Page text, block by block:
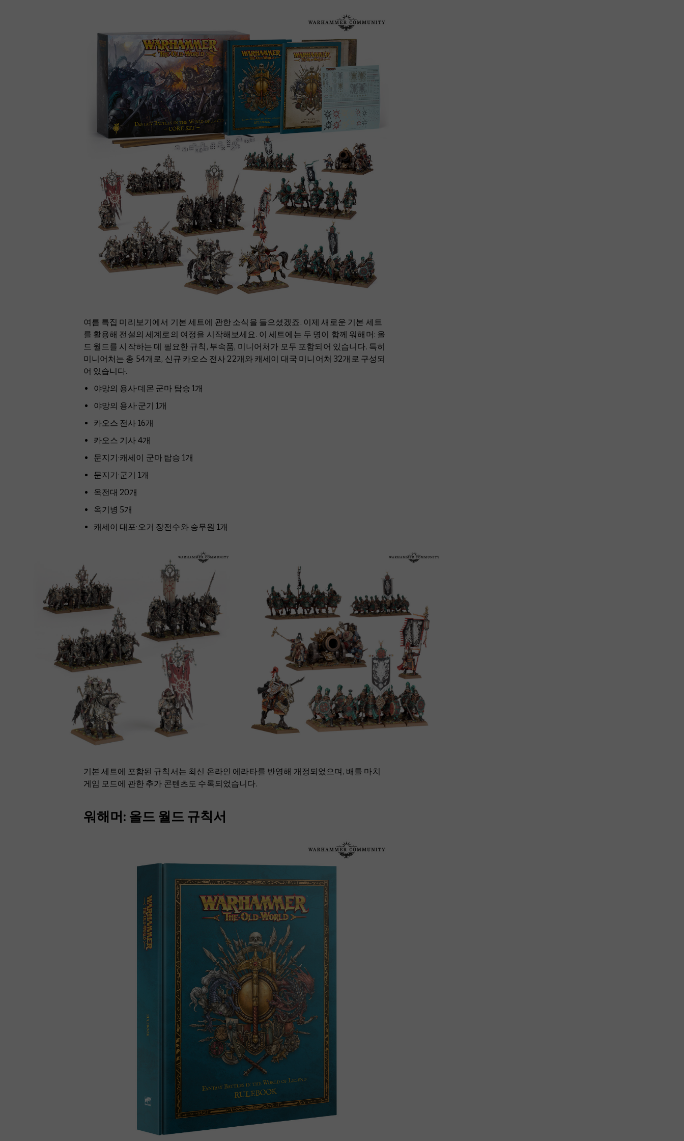
여름 특집 미리보기에서 기본 세트에 관한 소식을 들으셨겠죠. 이제 새로운 기본 세트
를 활용해 전설의 세계로의 여정을 시작해보세요. 이 세트에는 두 명이 함께 워해머: 올
드 월드를 시작하는 데 필요한 규칙, 부속품, 미니어처가 모두 포함되어 있습니다. 특히
미니어처는 총 54개로, 신규 카오스 전사 22개와 캐세이 대국 미니어처 32개로 구성되
어 있습니다.
야망의 용사·데몬 군마 탑승 1개
야망의 용사·군기 1개
카오스 전사 16개
카오스 기사 4개
문지기·캐세이 군마 탑승 1개
문지기·군기 1개
옥전대 20개
옥기병 5개
캐세이 대포·오거 장전수와 승무원 1개
기본 세트에 포함된 규칙서는 최신 온라인 에라타를 반영해 개정되었으며, 배틀 마치
게임 모드에 관한 추가 콘텐츠도 수록되었습니다.
워해머: 올드 월드 규칙서